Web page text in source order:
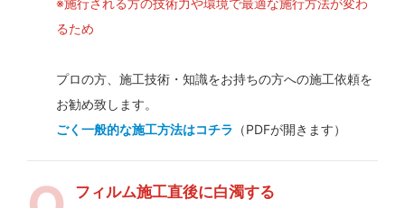
※施行される方の技術力や環境で最適な施行方法が変わ
るため
プロの方、施工技術・知識をお持ちの方への施工依頼を
お勧め致します。
ごく一般的な施工方法はコチラ （PDFが開きます）
フィルム施工直後に白濁する